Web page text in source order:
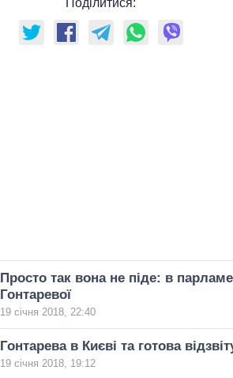
Поділитися:
Просто так вона не піде: в
Гонтаревої
19 січня 2018, 22:40
Гонтарева в Києві та готова
19 січня 2018, 19:12